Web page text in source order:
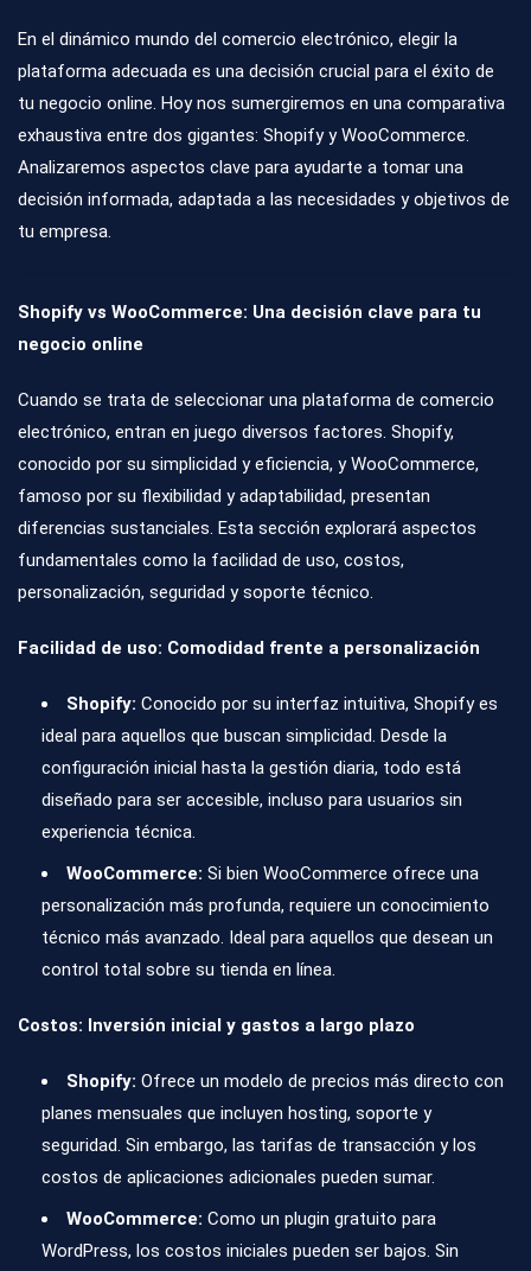
En el dinámico mundo del comercio electrónico, elegir la
plataforma adecuada es una decisión crucial para el éxito de
tu negocio online. Hoy nos sumergiremos en una comparativa
exhaustiva entre dos gigantes: Shopify y WooCommerce.
Analizaremos aspectos clave para ayudarte a tomar una
decisión informada, adaptada a las necesidades y objetivos de
tu empresa.
Shopify vs WooCommerce: Una decisión clave para tu
negocio online
Cuando se trata de seleccionar una plataforma de comercio
electrónico, entran en juego diversos factores. Shopify,
conocido por su simplicidad y eficiencia, y WooCommerce,
famoso por su flexibilidad y adaptabilidad, presentan
diferencias sustanciales. Esta sección explorará aspectos
fundamentales como la facilidad de uso, costos,
personalización, seguridad y soporte técnico.
Facilidad de uso: Comodidad frente a personalización
Shopify: Conocido por su interfaz intuitiva, Shopify es
ideal para aquellos que buscan simplicidad. Desde la
configuración inicial hasta la gestión diaria, todo está
diseñado para ser accesible, incluso para usuarios sin
experiencia técnica.
WooCommerce: Si bien WooCommerce ofrece una
personalización más profunda, requiere un conocimiento
técnico más avanzado. Ideal para aquellos que desean un
control total sobre su tienda en línea.
Costos: Inversión inicial y gastos a largo plazo
Shopify: Ofrece un modelo de precios más directo con
planes mensuales que incluyen hosting, soporte y
seguridad. Sin embargo, las tarifas de transacción y los
costos de aplicaciones adicionales pueden sumar.
WooCommerce: Como un plugin gratuito para
WordPress, los costos iniciales pueden ser bajos. Sin